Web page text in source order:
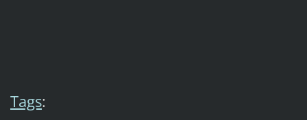
Tags: